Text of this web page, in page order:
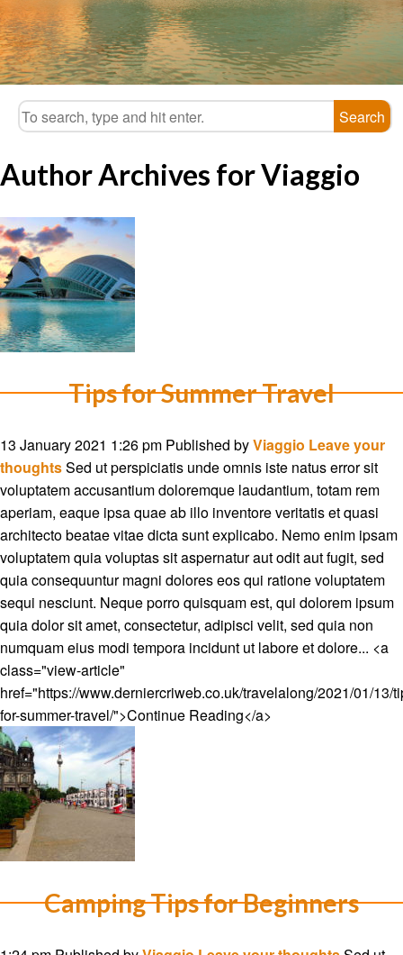
Search
Author Archives for Viaggio
Tips for Summer Travel
13 January 2021 1:26 pm Published byViaggio Leave your
thoughtsSed ut perspiciatis unde omnis iste natus error sit
voluptatem accusantium doloremque laudantium, totam rem
aperiam, eaque ipsa quae ab illo inventore veritatis et quasi
architecto beatae vitae dicta sunt explicabo. Nemo enim ipsam
voluptatem quia voluptas sit aspernatur aut odit aut fugit, sed
quia consequuntur magni dolores eos qui ratione voluptatem
sequi nesciunt. Neque porro quisquam est, qui dolorem ipsum
quia dolor sit amet, consectetur, adipisci velit, sed quia non
numquam eius modi tempora incidunt ut labore et dolore... <a
class="view-article"
href="https://www.derniercriweb.co.uk/travelalong/2021/01/13/
for-summer-travel/">Continue Reading</a>
Camping Tips for Beginners